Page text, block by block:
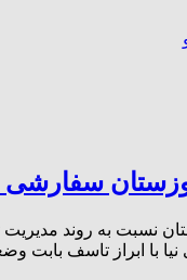
خوزستان
نسبت به روند مدیریت
با ابراز تاسف بابت